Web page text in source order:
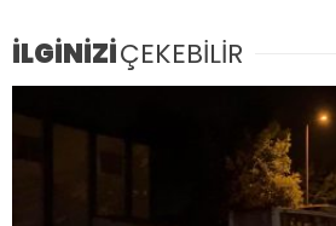
İLGİNİZİÇEKEBİLİR